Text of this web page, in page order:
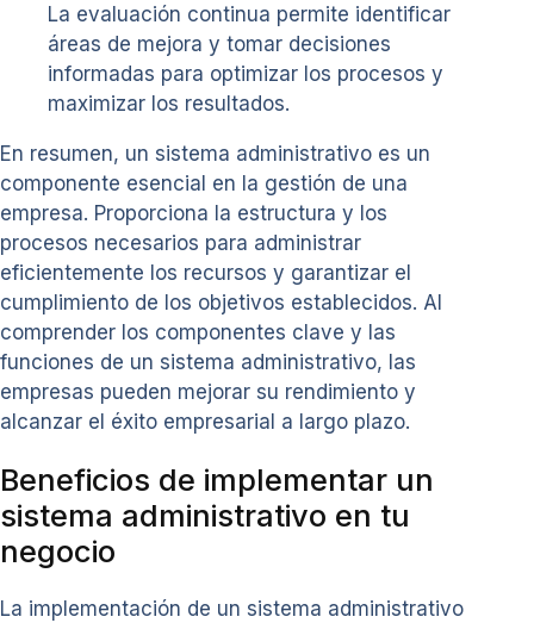
La evaluación continua permite identificar
áreas de mejora y tomar decisiones
informadas para optimizar los procesos y
maximizar los resultados.
En resumen, un sistema administrativo es un
componente esencial en la gestión de una
empresa. Proporciona la estructura y los
procesos necesarios para administrar
eficientemente los recursos y garantizar el
cumplimiento de los objetivos establecidos. Al
comprender los componentes clave y las
funciones de un sistema administrativo, las
empresas pueden mejorar su rendimiento y
alcanzar el éxito empresarial a largo plazo.
Beneficios de implementar un
sistema administrativo en tu
negocio
La implementación de un sistema administrativo